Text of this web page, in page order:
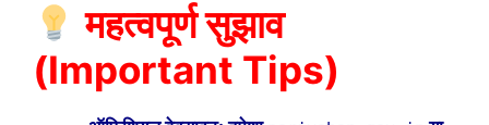
महत्वपूर्ण सुझाव
(Important Tips)